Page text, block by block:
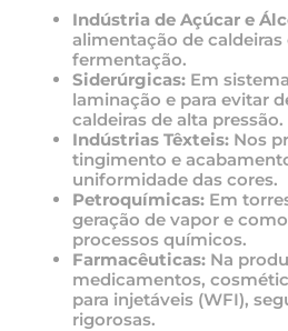
Indústria de Açúcar e
alimentação de caldeiras
fermentação.
Siderúrgicas: Em
laminação e para evitar
caldeiras de alta pressão.
Indústrias Têxteis: Nos
tingimento e
uniformidade das cores.
Petroquímicas: Em
geração de vapor e
processos químicos.
Farmacêuticas: Na
medicamentos,
para injetáveis (WFI),
rigorosas.